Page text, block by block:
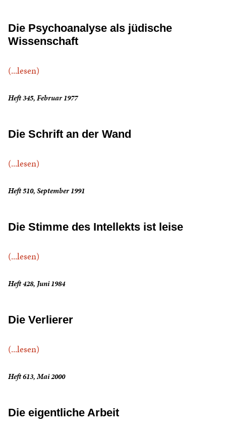
Die Psychoanalyse als jüdische
Wissenschaft
(...lesen)
Heft 345, Februar 1977
Die Schrift an der Wand
(...lesen)
Heft 510, September 1991
Die Stimme des Intellekts ist leise
(...lesen)
Heft 428, Juni 1984
Die Verlierer
(...lesen)
Heft 613, Mai 2000
Die eigentliche Arbeit